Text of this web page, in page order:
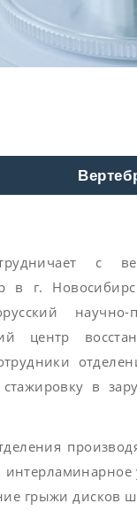
с
в г.
центр
в
грыжи дисков